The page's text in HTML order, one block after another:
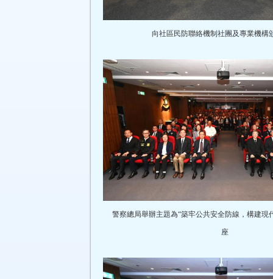
向社區民防聯絡機制社團及專業機
警察總局舉辦主題為“築牢公共安全防線，構建現
座